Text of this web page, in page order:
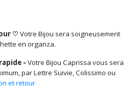
♡ Votre Bijou sera soigneusement
en organza.
- Votre Bijou Caprissa vous sera
par Lettre Suivie, Colissimo ou
et retour